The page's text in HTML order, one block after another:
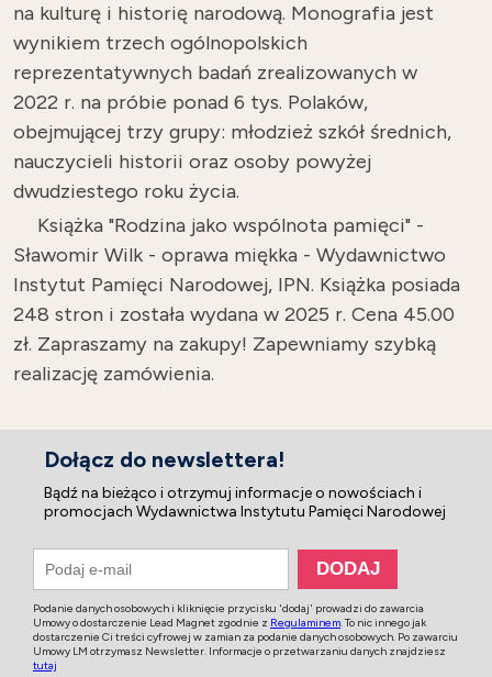
na kulturę i historię narodową. Monografia jest
wynikiem trzech ogólnopolskich
reprezentatywnych badań zrealizowanych w
2022 r. na próbie ponad 6 tys. Polaków,
obejmującej trzy grupy: młodzież szkół średnich,
nauczycieli historii oraz osoby powyżej
dwudziestego roku życia.
Książka "Rodzina jako wspólnota pamięci" -
Sławomir Wilk - oprawa miękka - Wydawnictwo
Instytut Pamięci Narodowej, IPN. Książka posiada
248 stron i została wydana w 2025 r. Cena 45.00
zł. Zapraszamy na zakupy! Zapewniamy szybką
realizację zamówienia.
Dołącz do newslettera!
Bądź na bieżąco i otrzymuj informacje o nowościach i
promocjach Wydawnictwa Instytutu Pamięci Narodowej
Podanie danych osobowych i kliknięcie przycisku 'dodaj' prowadzi do zawarcia
Umowy o dostarczenie Lead Magnet zgodnie z Regulaminem. To nic innego jak
dostarczenie Ci treści cyfrowej w zamian za podanie danych osobowych. Po zawarciu
Umowy LM otrzymasz Newsletter. Informacje o przetwarzaniu danych znajdziesz
tutaj